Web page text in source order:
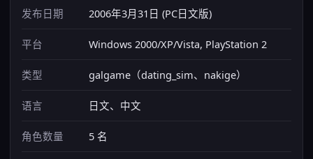
发布日期 2006年3月31日 (PC日文版)
平台 Windows 2000/XP/Vista, PlayStation 2
类型 galgame（dating_sim、nakige）
语言 日文、中文
角色数量 5 名